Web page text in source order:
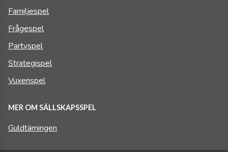
Familjespel
Frågespel
Partyspel
Strategispel
Vuxenspel
MER OM SÄLLSKAPSSPEL
Guldtärningen